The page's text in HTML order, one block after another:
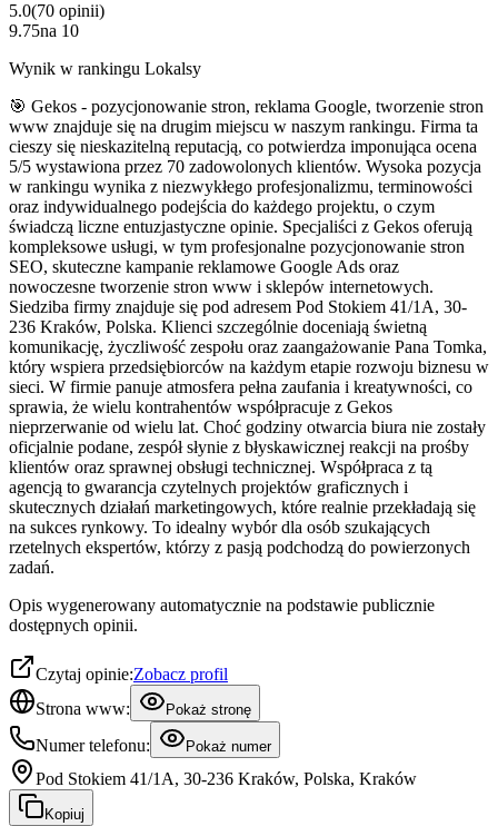
5.0(70 opinii)
9.75na 10
Wynik w rankingu Lokalsy
🎯 Gekos - pozycjonowanie stron, reklama Google, tworzenie stron
www znajduje się na drugim miejscu w naszym rankingu. Firma ta
cieszy się nieskazitelną reputacją, co potwierdza imponująca ocena
5/5 wystawiona przez 70 zadowolonych klientów. Wysoka pozycja
w rankingu wynika z niezwykłego profesjonalizmu, terminowości
oraz indywidualnego podejścia do każdego projektu, o czym
świadczą liczne entuzjastyczne opinie. Specjaliści z Gekos oferują
kompleksowe usługi, w tym profesjonalne pozycjonowanie stron
SEO, skuteczne kampanie reklamowe Google Ads oraz
nowoczesne tworzenie stron www i sklepów internetowych.
Siedziba firmy znajduje się pod adresem Pod Stokiem 41/1A, 30-
236 Kraków, Polska. Klienci szczególnie doceniają świetną
komunikację, życzliwość zespołu oraz zaangażowanie Pana Tomka,
który wspiera przedsiębiorców na każdym etapie rozwoju biznesu w
sieci. W firmie panuje atmosfera pełna zaufania i kreatywności, co
sprawia, że wielu kontrahentów współpracuje z Gekos
nieprzerwanie od wielu lat. Choć godziny otwarcia biura nie zostały
oficjalnie podane, zespół słynie z błyskawicznej reakcji na prośby
klientów oraz sprawnej obsługi technicznej. Współpraca z tą
agencją to gwarancja czytelnych projektów graficznych i
skutecznych działań marketingowych, które realnie przekładają się
na sukces rynkowy. To idealny wybór dla osób szukających
rzetelnych ekspertów, którzy z pasją podchodzą do powierzonych
zadań.
Opis wygenerowany automatycznie na podstawie publicznie
dostępnych opinii.
Czytaj opinie:Zobacz profil
Strona www:
Pokaż stronę
Numer telefonu: Pokaż numer
Pod Stokiem 41/1A, 30-236 Kraków, Polska, Kraków
Kopiuj